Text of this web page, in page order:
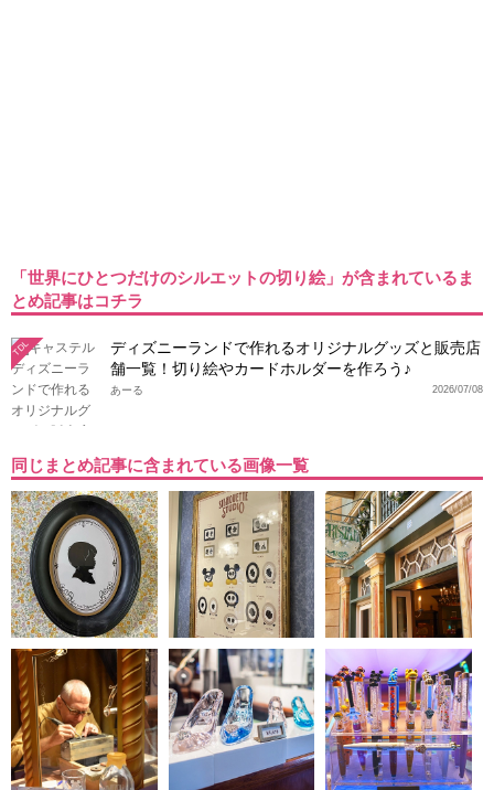
「世界にひとつだけのシルエットの切り絵」が含まれているま
とめ記事はコチラ
TDL
ディズニーランドで作れるオリジナルグッズと販売店
舗一覧！切り絵やカードホルダーを作ろう♪
2026/07/08
あーる
同じまとめ記事に含まれている画像一覧